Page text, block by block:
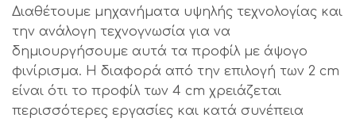
Διαθέτουμε μηχανήματα υψηλής τεχνολογίας και
την ανάλογη τεχνογνωσία για να
δημιουργήσουμε αυτά τα προφίλ με άψογο
φινίρισμα. Η διαφορά από την επιλογή των 2 cm
είναι ότι το προφίλ των 4 cm χρειάζεται
περισσότερες εργασίες και κατά συνέπεια